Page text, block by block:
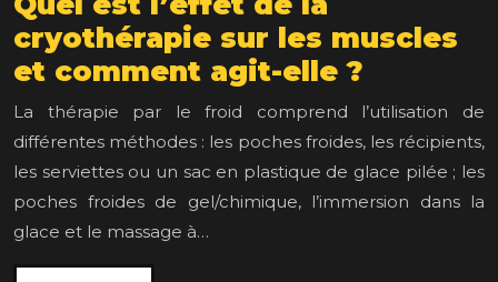
cryothérapie sur les muscles
et comment agit-elle ?
La thérapie par le froid comprend l’utilisation de
différentes méthodes : les poches froides, les récipients,
les serviettes ou un sac en plastique de glace pilée ; les
poches froides de gel/chimique, l’immersion dans la
glace et le massage à…